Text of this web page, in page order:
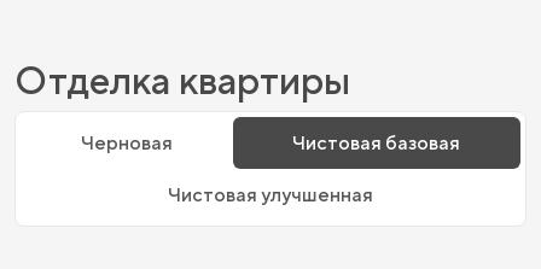
Отделка квартиры
Черновая Чистовая базовая
Чистовая улучшенная